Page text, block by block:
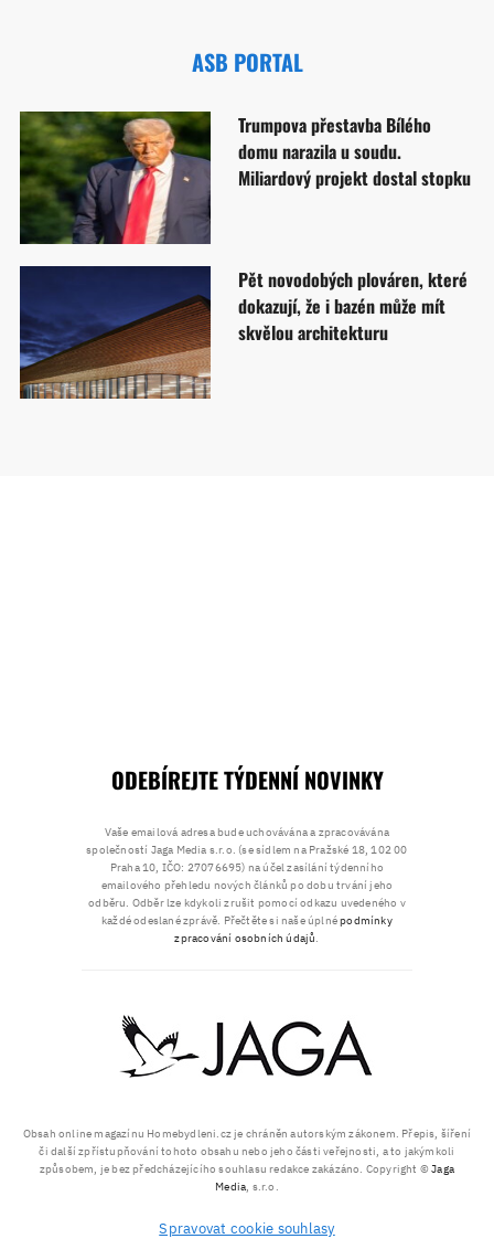
ASB PORTAL
Trumpova přestavba Bílého
domu narazila u soudu.
Miliardový projekt dostal stopku
Pět novodobých plováren, které
dokazují, že i bazén může mít
skvělou architekturu
Obsah online magazínu Homebydleni.cz je chráněn autorským zákonem. Přepis, šíření
či další zpřístupňování tohoto obsahu nebo jeho části veřejnosti, a to jakýmkoli
způsobem, je bez předcházejícího souhlasu redakce zakázáno. Copyright ©Jaga
Media, s.r.o.
Spravovat cookie souhlasy
ODEBÍREJTE TÝDENNÍ NOVINKY
Vaše emailová adresa bude uchovávána a zpracovávána
společností Jaga Media s.r.o. (se sídlem na Pražské 18, 102 00
Praha 10, IČO: 27076695) na účel zasílání týdenního
emailového přehledu nových článků po dobu trvání jeho
odběru. Odběr lze kdykoli zrušit pomocí odkazu uvedeného v
každé odeslané zprávě. Přečtěte si naše úplnépodmínky
zpracování osobních údajů.